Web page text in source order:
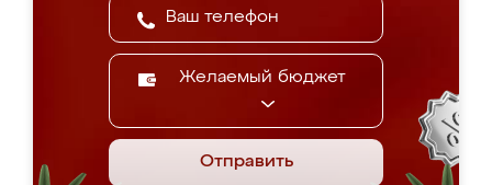
Желаемый бюджет
Отправить